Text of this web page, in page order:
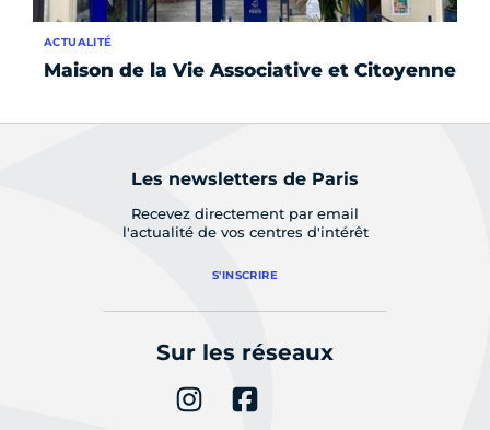
Maison de la Vie Associative et Citoyenne
ACTUALITÉ
Les newsletters de Paris
Recevez directement par email
l'actualité de vos centres d'intérêt
S'INSCRIRE
Sur les réseaux